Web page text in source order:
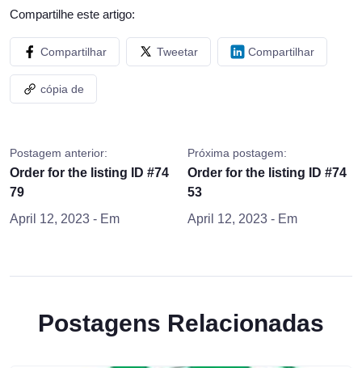
Compartilhe este artigo:
Compartilhar Tweetar Compartilhar
cópia de
Postagem anterior:
Order for the listing ID #74
79
April 12, 2023 - Em
Próxima postagem:
Order for the listing ID #74
53
April 12, 2023 - Em
Postagens Relacionadas